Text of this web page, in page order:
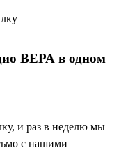
ВЕРА в одном
и раз в неделю мы
с нашими